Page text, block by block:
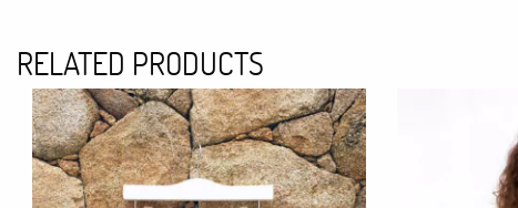
RELATED PRODUCTS